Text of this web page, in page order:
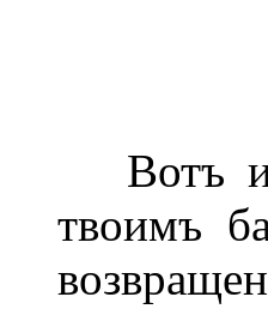
Вотъ и
твоимъ